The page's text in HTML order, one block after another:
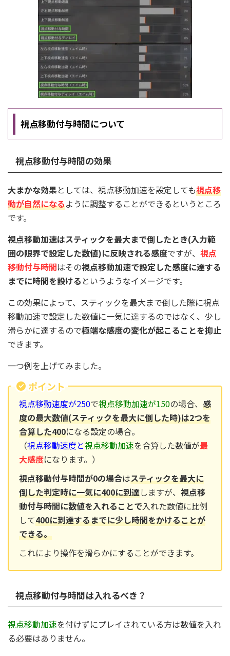
視点移動付与時間について
視点移動付与時間の効果
大まかな効果としては、視点移動加速を設定しても視点移
動が自然になるように調整することができるというところ
です。
視点移動加速はスティックを最大まで倒したとき(入力範
囲の限界で設定した数値)に反映される感度ですが、 視点
移動付与時間はその視点移動加速で設定した感度に達する
までに時間を設ける というようなイメージです。
この効果によって、スティックを最大まで倒した際に視点
移動加速で設定した数値に一気に達するのではなく、少し
滑らかに達するので極端な感度の変化が起こることを抑止
できます。
一つ例を上げてみました。
ポイント
視点移動速度が250で視点移動加速が150の場合、 感
度の最大数値(スティックを最大に倒した時)は2つを
合算した400になる設定の場合。
（視点移動速度と視点移動加速を合算した数値が最
大感度になります。）
視点移動付与時間が0の場合はスティックを最大に
倒した判定時に一気に400に到達しますが、 視点移
動付与時間に数値を入れることで入れた数値に比例
して400に到達するまでに少し時間をかけることが
できる。
これにより操作を滑らかにすることができます。
視点移動付与時間は入れるべき？
視点移動加速を付けずにプレイされている方は数値を入れ
る必要はありません。